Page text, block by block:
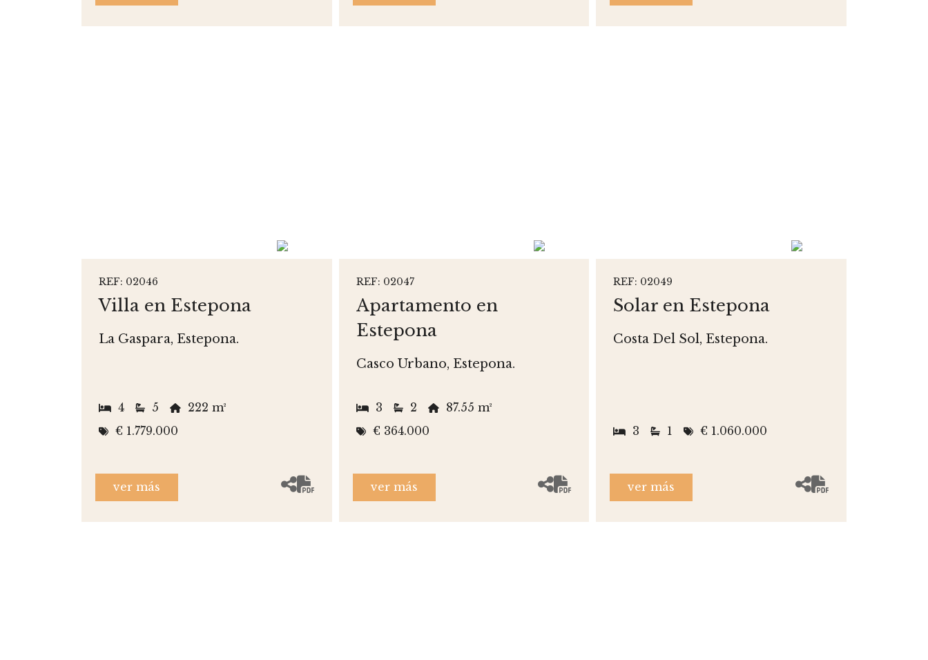
REF: 02046
Villa en Estepona
La Gaspara, Estepona.
4 5
222 m²
€ 1.779.000
ver más
REF: 02047
Apartamento en
Estepona
Casco Urbano, Estepona.
3 2
87.55 m²
€ 364.000
ver más
REF: 02049
Solar en Estepona
Costa Del Sol, Estepona.
3 1 € 1.060.000
ver más